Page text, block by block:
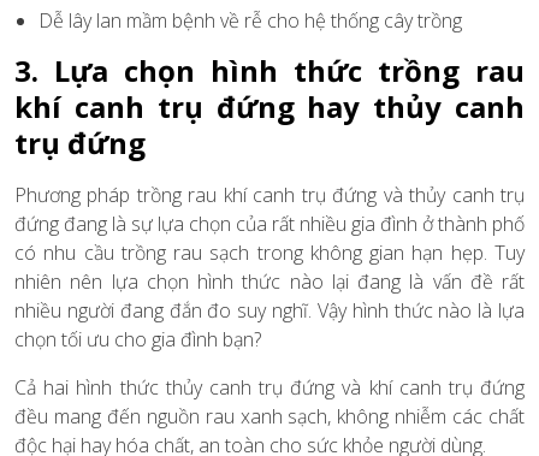
Dễ lây lan mầm bệnh về rễ cho hệ thống cây trồng
3. Lựa chọn hình thức trồng rau
khí canh trụ đứng hay thủy canh
trụ đứng
Phương pháp trồng rau khí canh trụ đứng và thủy canh trụ
đứng đang là sự lựa chọn của rất nhiều gia đình ở thành phố
có nhu cầu trồng rau sạch trong không gian hạn hẹp. Tuy
nhiên nên lựa chọn hình thức nào lại đang là vấn đề rất
nhiều người đang đắn đo suy nghĩ. Vậy hình thức nào là lựa
chọn tối ưu cho gia đình bạn?
Cả hai hình thức thủy canh trụ đứng và khí canh trụ đứng
đều mang đến nguồn rau xanh sạch, không nhiễm các chất
độc hại hay hóa chất, an toàn cho sức khỏe người dùng.